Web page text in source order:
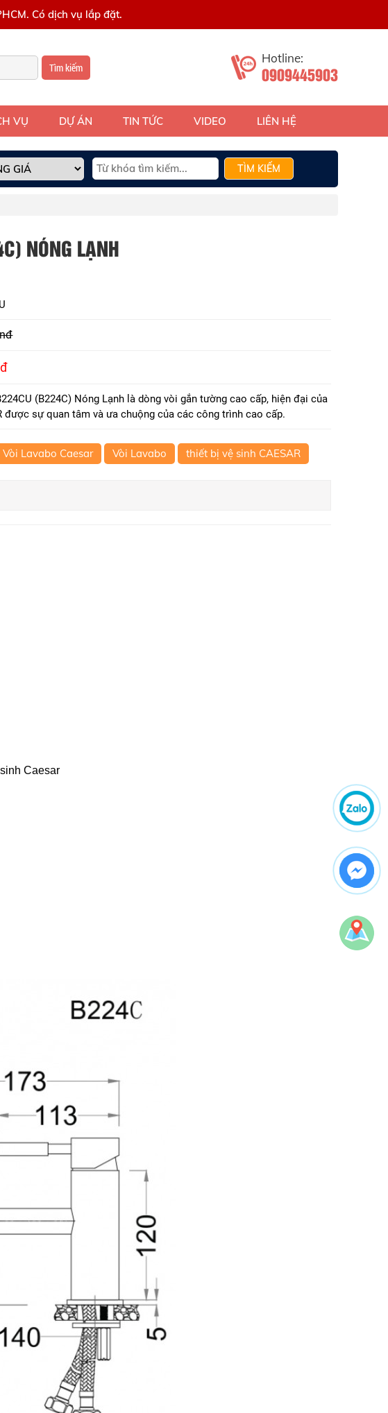
Có dịch vụ lắp đặt.
Tìm kiếm
Hotline:
0909445903
VỤ DỰ ÁN TIN TỨC VIDEO LIÊN HỆ
TÌM KIẾM
NÓNG LẠNH
(B224C) Nóng Lạnh là dòng vòi gắn tường cao cấp, hiện đại của
được sự quan tâm và ưa chuộng của các công trình cao cấp.
Vòi Lavabo Caesar Vòi Lavabo thiết bị vệ sinh CAESAR
Caesar